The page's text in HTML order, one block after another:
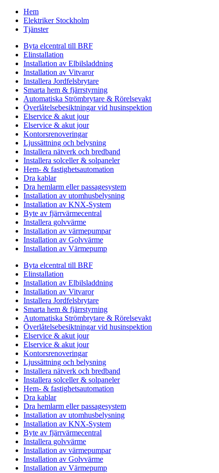
Hem
Elektriker Stockholm
Tjänster
Byta elcentral till BRF
Elinstallation
Installation av Elbilsladdning
Installation av Vitvaror
Installera Jordfelsbrytare
Smarta hem & fjärrstyrning
Automatiska Strömbrytare & Rörelsevakt
Överlåtelsebesiktningar vid husinspektion
Elservice & akut jour
Elservice & akut jour
Kontorsrenoveringar
Ljussättning och belysning
Installera nätverk och bredband
Installera solceller & solpaneler
Hem- & fastighetsautomation
Dra kablar
Dra hemlarm eller passagesystem
Installation av utomhusbelysning
Installation av KNX-System
Byte av fjärrvärmecentral
Installera golvvärme
Installation av värmepumpar
Installation av Golvvärme
Installation av Värmepump
Byta elcentral till BRF
Elinstallation
Installation av Elbilsladdning
Installation av Vitvaror
Installera Jordfelsbrytare
Smarta hem & fjärrstyrning
Automatiska Strömbrytare & Rörelsevakt
Överlåtelsebesiktningar vid husinspektion
Elservice & akut jour
Elservice & akut jour
Kontorsrenoveringar
Ljussättning och belysning
Installera nätverk och bredband
Installera solceller & solpaneler
Hem- & fastighetsautomation
Dra kablar
Dra hemlarm eller passagesystem
Installation av utomhusbelysning
Installation av KNX-System
Byte av fjärrvärmecentral
Installera golvvärme
Installation av värmepumpar
Installation av Golvvärme
Installation av Värmepump